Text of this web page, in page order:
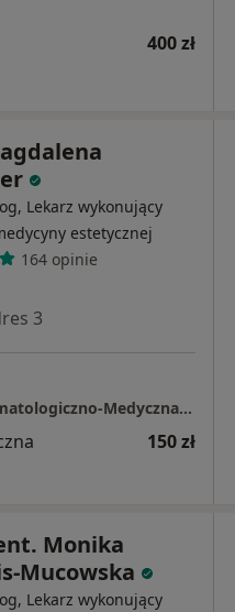
400 zł
Lekarz wykonujący
estetycznej
164 opinie
3
Prywatna Przychodnia Stomatologiczno-Medyczna Bel-Vita Magdalena Wiesner
150 zł
Monika
Mucowska
Lekarz wykonujący